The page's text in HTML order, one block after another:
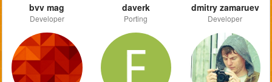
bvv mag
Developer
daverk
Porting
dmitry zamaruev
Developer